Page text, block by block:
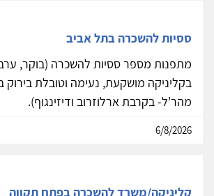
ססיות להשכרה בתל אביב
מתפנות מספר ססיות להשכרה (בוקר, ערב
בקליניקה מושקעת, נעימה וטובלת בירוק
מהר'ל- בקרבת ארלוזרוב ודיזינגוף).
6/8/2026
קליניקה/משרד להשכרה בפתח תקווה